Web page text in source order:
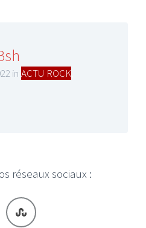
in ACTU ROCK
réseaux sociaux :